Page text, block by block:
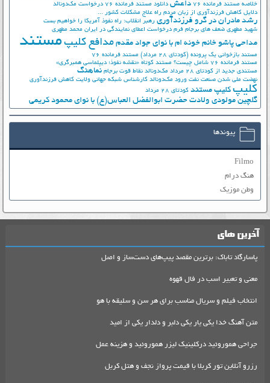
خلاصه مستند فرمانده 76
داعش دانلود مستند فرمانده 76
درخواست مک‌دونالد
دلایل کاهش فرزندآوری از زبان مردم راه علاج مشکلات کشور ...
رشد مادران در گرو فرزندآوری رهبر انقلاب: راه نفوذ آمریکا را خواهیم بست
شهید مطهری ضعف های برجام فرم درخواست اعطای نمایندگی در ایران محمد مطهری
مداحی پاشو خانم خونه ام با نوای جواد مقدم مدافع کلیپ مستند
مستند بازخوانی یک پرونده (کودتای 28 مرداد)
مستند فرمانده 76
مستند فرمانده 76 شامل چیست؟
مستند کوتاه «نقشه نفوذ؛ دیپلماسی همبرگری»
مستندی جدید از کودتای 28 مرداد
مک‌دونالد نقاط قوت برجام نماهنگ
نهضت ملي شدن صنعت نفت ورود مک‌دونالد کارشناس شبکه جهانی ولایت کاهش فرزندآوری
کلیپ کلیپ مستند کودتای 28 مرداد
گلچین مولودی ولادت حضرت ابوالفضل العباس(ع) با نوای محمود کریمی
پیوندها
Filmo
هنگ درام
وطن موزیک
آخرین های
پاسارگاد تاباک: برترین مقصد پیپ‌های دست‌ساز و اصل
معنی و تعبیر اسب در فال قهوه
انتخاب فیلم و سریال مناسب برای هر سن و سلیقه با هو
متن آهنگ خدا یکی یار یکی دلبر و دلدار یکی از امید
جراحی هموروئید درکلینیک لیزر هموروئید و هزینه عمل
رزرو آنلاین تور کربلا با قیمت پرواز نجف و هتل کربل